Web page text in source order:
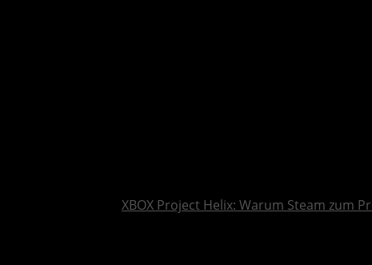
XBOX Project Helix: Warum Steam zum